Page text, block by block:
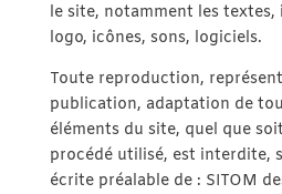
le site, notamment les textes,
logo, icônes, sons, logiciels.
Toute reproduction,
publication, adaptation de
éléments du site, quel que
procédé utilisé, est interdite,
écrite préalable de : SITOM